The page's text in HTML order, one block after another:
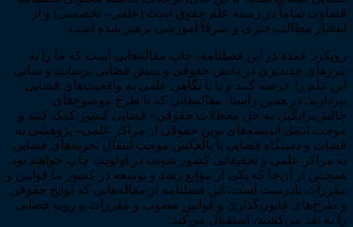
قضاوت تماماً در زمینه علم حقوق است (علمی– تخصصی) و از
انتشار مطالب خبری و صرفاً آموزشی پرهیز شده است.
رویکرد عمده در این فصلنامه، چاپ مقاله‌هایی است که ما را به
مرزهای جدیدتری در دانش حقوقی و بینش قضایی برسانند و مبانی
این علم را عرضه کنند و یا با نگاهی علمی به واقعیت‌های قضایی
بپردازند. در همین راستا، مقاله‌هایی که با طرح موضوع‌های
چالش‌برانگیز، به حل معظلات حقوقی– قضایی کشور کمک کنند و
موجب انتقل اندیشه‌های نوین حقوقی از مراکز علمی– پژوهشی به
قضات و دستگاه قضایی یا بالعکس موجب انتقال تجربه‌های قضایی
به مراکز علمی و تحقیقاتی کشور شوند، در اولویت چاپ خواهند بود.
همچنین از آن‌جا که یکی از موانع رشد و توسعه در کشور ما قوانین و
مقررات نادرست است، این فصلنامه از مقاله‌هایی که لوایح حقوقی
و طرح‌های قانون‌گذاری و قوانین مصوب و مقررات و رویه قضایی
را به نقد می‌کشند، استقبال می‌کند.